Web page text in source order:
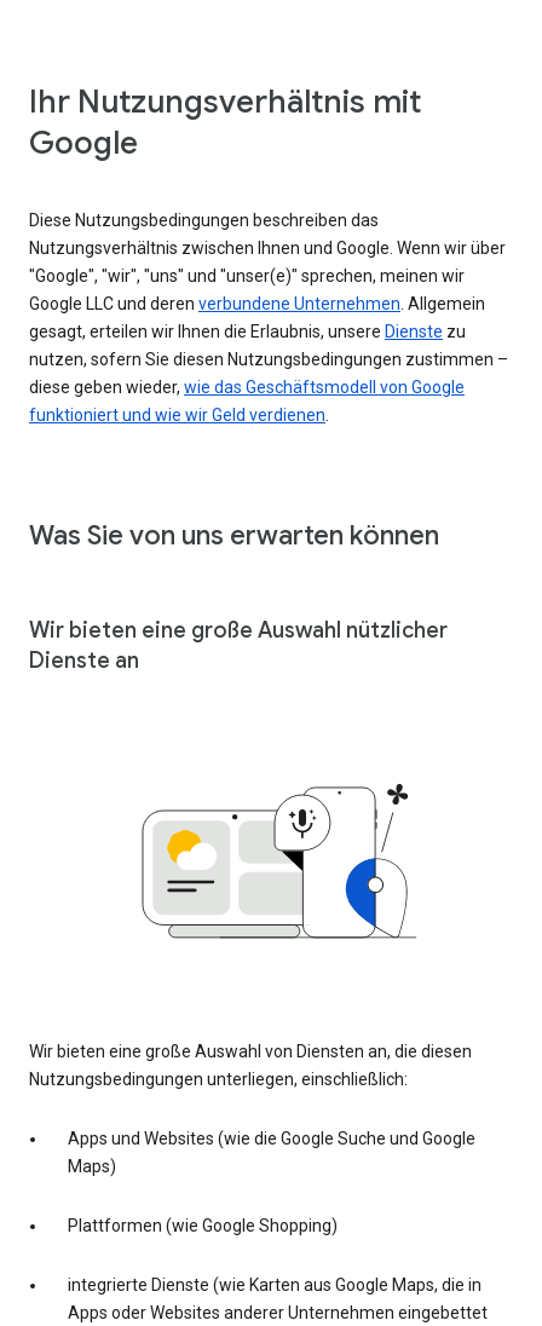
Ihr Nutzungsverhältnis mit
Google
Diese Nutzungsbedingungen beschreiben das
Nutzungsverhältnis zwischen Ihnen und Google. Wenn wir über
"Google", "wir", "uns" und "unser(e)" sprechen, meinen wir
Google LLC und deren verbundene Unternehmen . Allgemein
gesagt, erteilen wir Ihnen die Erlaubnis, unsere Dienste zu
nutzen, sofern Sie diesen Nutzungsbedingungen zustimmen –
diese geben wieder, wie das Geschäftsmodell von Google
funktioniert und wie wir Geld verdienen
Was Sie von uns erwarten können
Wir bieten eine große Auswahl nützlicher
Dienste an
Wir bieten eine große Auswahl von Diensten an, die diesen
Nutzungsbedingungen unterliegen, einschließlich:
Apps und Websites (wie die Google Suche und Google
Maps)
Plattformen (wie Google Shopping)
integrierte Dienste (wie Karten aus Google Maps, die in
Apps oder Websites anderer Unternehmen eingebettet